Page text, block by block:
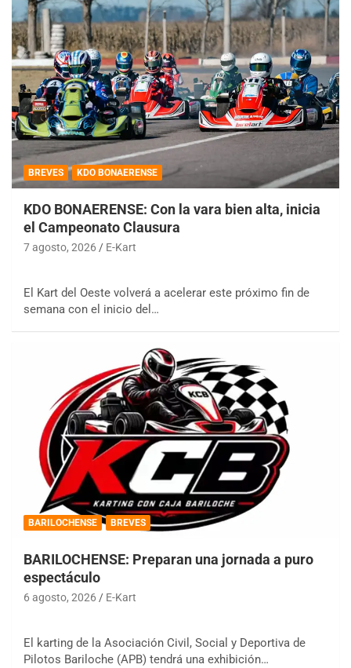
BREVES KDO BONAERENSE
KDO BONAERENSE: Con la vara bien alta, inicia
el Campeonato Clausura
7 agosto, 2026 E-Kart
El Kart del Oeste volverá a acelerar este próximo fin de
semana con el inicio del…
BARILOCHENSE BREVES
BARILOCHENSE: Preparan una jornada a puro
espectáculo
6 agosto, 2026 E-Kart
El karting de la Asociación Civil, Social y Deportiva de
Pilotos Bariloche (APB) tendrá una exhibición…